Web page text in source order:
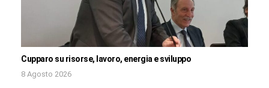
Cupparo su risorse, lavoro, energia e sviluppo
8 Agosto 2026